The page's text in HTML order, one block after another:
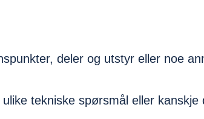
deler og utstyr eller noe
tekniske spørsmål eller kanskje